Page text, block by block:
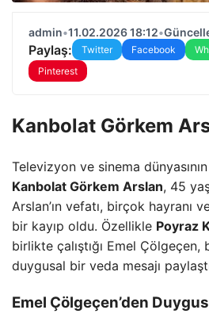
admin•11.02.2026 18:12•
Paylaş: Twitter Facebook
Pinterest
Kanbolat Görkem
Televizyon ve sinema
Kanbolat Görkem Arslan, 45
Arslan’ın vefatı, birçok hayranı
bir kayıp oldu. Özellikle Poyraz
birlikte çalıştığı Emel
duygusal bir veda mesajı
Emel Çölgeçen’den